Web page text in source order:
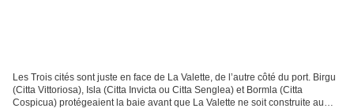
Les Trois cités sont juste en face de La Valette, de l’autre côté du port. Birgu
(Citta Vittoriosa), Isla (Citta Invicta ou Citta Senglea) et Bormla (Citta
Cospicua) protégeaient la baie avant que La Valette ne soit construite au